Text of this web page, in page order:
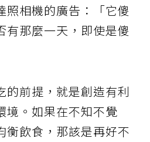
照相機的廣告：「它傻
有那麼一天，即使是傻
的前提，就是創造有利
境。如果在不知不覺
衡飲食，那該是再好不